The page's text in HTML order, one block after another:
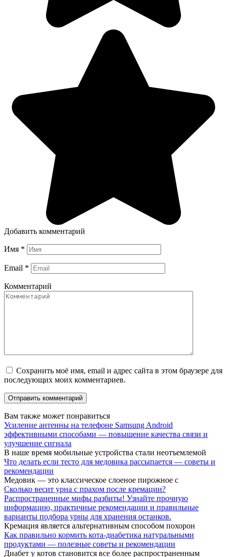
Добавить комментарий
Имя *
Email *
Комментарий
Сохранить моё имя, email и адрес сайта в этом браузере для
последующих моих комментариев.
Вам также может понравиться
Усиление антенны на телефоне Samsung Android
эффективными способами — повышение качества связи и
улучшение сигнала
В наше время мобильные устройства стали неотъемлемой
Что делать если тесто для медовика рассыпается — советы и
рекомендации
Медовик — это классическое слоеное пирожное с
Сколько весит урна с прахом после кремации?
Распространенные мифы разбиты! Узнайте прочную
информацию, практичные рекомендации и правильные
варианты подбора урны для хранения останков.
Кремация является альтернативным способом похорон
Как правильно кормить кота-диабетика натуральными
продуктами — полезные советы и рекомендации
Диабет у котов становится все более распространенным